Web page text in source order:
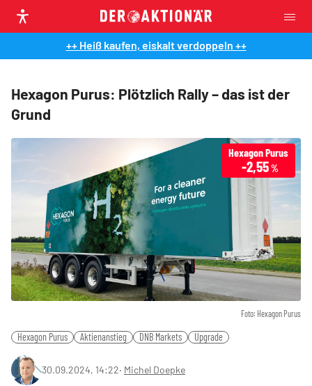
++ Heiß kaufen, eiskalt verdoppeln ++
Hexagon Purus: Plötzlich Rally – das ist der
Grund
Foto: Hexagon Purus
Hexagon Purus
-2,55 %
Hexagon Purus Aktienanstieg DNB Markets Upgrade
30.09.2024, 14:22‧ Michel Doepke